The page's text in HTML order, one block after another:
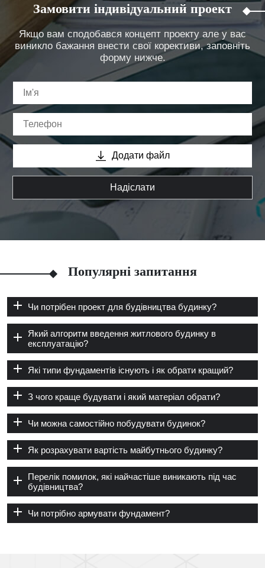
Замовити індивідуальний проект
Якщо вам сподобався концепт проекту але у вас
виникло бажання внести свої корективи, заповніть
форму нижче.
Додати файл
Надіслати
Популярні запитання
Чи потрібен проект для будівництва будинку?
Який алгоритм введення житлового будинку в
експлуатацію?
Які типи фундаментів існують і як обрати кращий?
З чого краще будувати і який матеріал обрати?
Чи можна самостійно побудувати будинок?
Як розрахувати вартість майбутнього будинку?
Перелік помилок, які найчастіше виникають під час
будівництва?
Чи потрібно армувати фундамент?